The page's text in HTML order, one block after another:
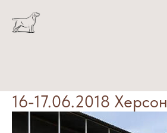
16-17.06.2018 Херсон